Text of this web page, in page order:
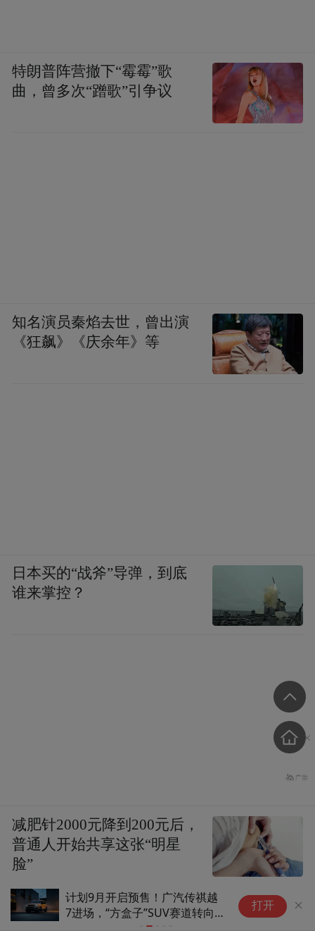
存量竞争下半场，中端手机的胜
负手藏在芯片体验底座
打开
特朗普阵营撤下“霉霉”歌
曲，曾多次“蹭歌”引争议
知名演员秦焰去世，曾出演
《狂飙》《庆余年》等
日本买的“战斧”导弹，到底
谁来掌控？
减肥针2000元降到200元后，
普通人开始共享这张“明星
脸”
惊蛰青年